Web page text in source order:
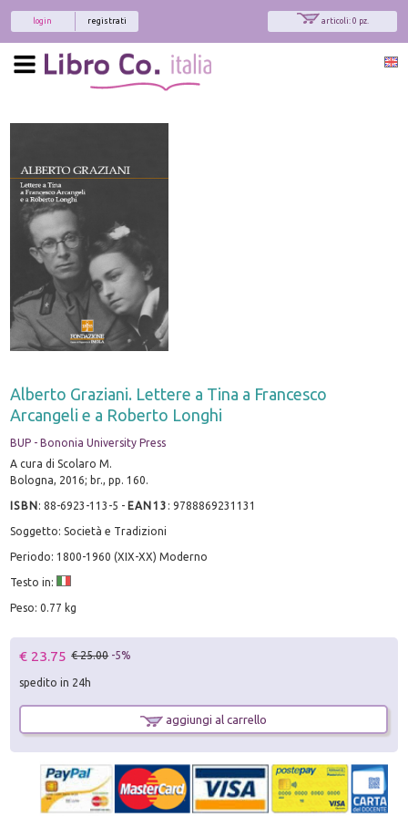
articoli: 0 pz.
registrati
login
Alberto Graziani. Lettere a Tina a Francesco
Arcangeli e a Roberto Longhi
BUP - Bononia University Press
A cura di Scolaro M.
Bologna, 2016; br., pp. 160.
ISBN:88-6923-113-5 - EAN13 :9788869231131
Soggetto: Società e Tradizioni
Periodo: 1800-1960 (XIX-XX) Moderno
Testo in:
Peso: 0.77 kg
€ 23.75 € 25.00 -5%
spedito in 24h
aggiungi al carrello